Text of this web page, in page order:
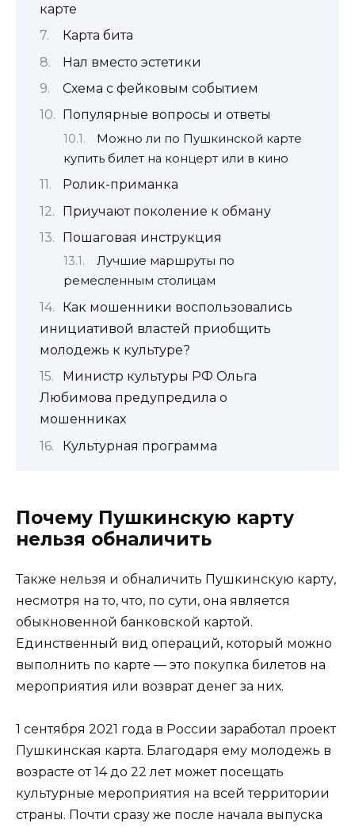
карте
Карта бита
Нал вместо эстетики
Схема с фейковым событием
Популярные вопросы и ответы
Можно ли по Пушкинской карте
купить билет на концерт или в кино
Ролик-приманка
Приучают поколение к обману
Пошаговая инструкция
Лучшие маршруты по
ремесленным столицам
Как мошенники воспользовались
инициативой властей приобщить
молодежь к культуре?
Министр культуры РФ Ольга
Любимова предупредила о
мошенниках
Культурная программа
Почему Пушкинскую карту
нельзя обналичить
Также нельзя и обналичить Пушкинскую карту,
несмотря на то, что, по сути, она является
обыкновенной банковской картой.
Единственный вид операций, который можно
выполнить по карте — это покупка билетов на
мероприятия или возврат денег за них.
1 сентября 2021 года в России заработал проект
Пушкинская карта. Благодаря ему молодежь в
возрасте от 14 до 22 лет может посещать
культурные мероприятия на всей территории
страны. Почти сразу же после начала выпуска